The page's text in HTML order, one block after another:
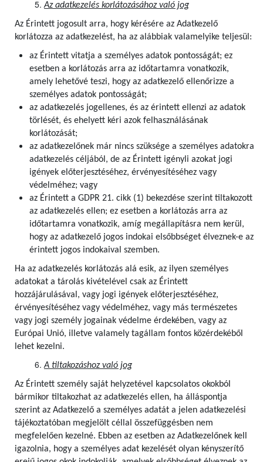
Az adatkezelés korlátozásához való jog
Az Érintett jogosult arra, hogy kérésére az Adatkezelő
korlátozza az adatkezelést, ha az alábbiak valamelyike teljesül:
az Érintett vitatja a személyes adatok pontosságát; ez
esetben a korlátozás arra az időtartamra vonatkozik,
amely lehetővé teszi, hogy az adatkezelő ellenőrizze a
személyes adatok pontosságát;
az adatkezelés jogellenes, és az érintett ellenzi az adatok
törlését, és ehelyett kéri azok felhasználásának
korlátozását;
az adatkezelőnek már nincs szüksége a személyes adatokra
adatkezelés céljából, de az Érintett igényli azokat jogi
igények előterjesztéséhez, érvényesítéséhez vagy
védelméhez; vagy
az Érintett a GDPR 21. cikk (1) bekezdése szerint tiltakozott
az adatkezelés ellen; ez esetben a korlátozás arra az
időtartamra vonatkozik, amíg megállapításra nem kerül,
hogy az adatkezelő jogos indokai elsőbbséget élveznek-e az
érintett jogos indokaival szemben.
Ha az adatkezelés korlátozás alá esik, az ilyen személyes
adatokat a tárolás kivételével csak az Érintett
hozzájárulásával, vagy jogi igények előterjesztéséhez,
érvényesítéséhez vagy védelméhez, vagy más természetes
vagy jogi személy jogainak védelme érdekében, vagy az
Európai Unió, illetve valamely tagállam fontos közérdekéből
lehet kezelni.
A tiltakozáshoz való jog
Az Érintett személy saját helyzetével kapcsolatos okokból
bármikor tiltakozhat az adatkezelés ellen, ha álláspontja
szerint az Adatkezelő a személyes adatát a jelen adatkezelési
tájékoztatóban megjelölt céllal összefüggésben nem
megfelelően kezelné. Ebben az esetben az Adatkezelőnek kell
igazolnia, hogy a személyes adat kezelését olyan kényszerítő